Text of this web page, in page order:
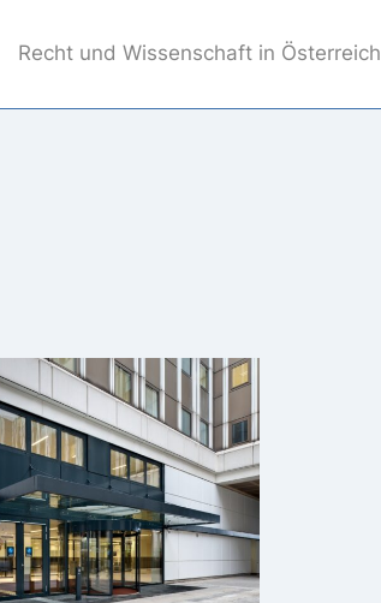
Recht und Wissenschaft in Österreich